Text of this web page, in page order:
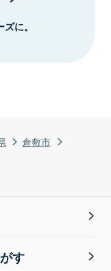
倉敷市
に。
す